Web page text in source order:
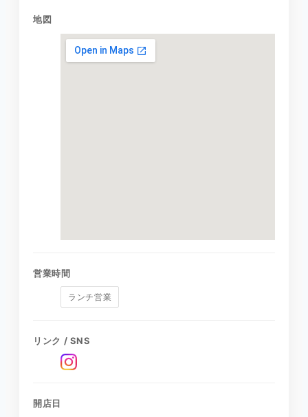
地図
営業時間
ランチ営業
リンク / SNS
開店日